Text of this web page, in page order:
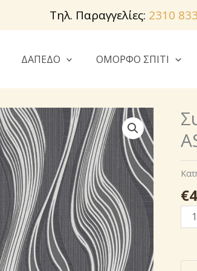
Τηλ. Παραγγελίες: 2310
ΔΑΠΕΔΟ ΟΜΟΡΦΟ ΣΠΙΤΙ
€
«
»